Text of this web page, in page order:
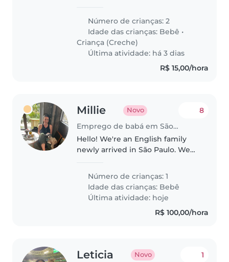
cuidar dos afazeres das crianças.
E se conseguir e gostar de
fazeres de casa melhor ainda.
Número de crianças: 2
Idade das crianças: Bebê •
Criança (Creche)
Última atividade: há 3 dias
R$ 15,00/hora
Millie Novo
Emprego de babá em São Paulo (São Paulo)
8
Hello! We're an English family
newly arrived in São Paulo. We
boy who loves to be cuddled.
We're looking for someone with
a lot of experience with babies..
Número de crianças: 1
Idade das crianças: Bebê
Última atividade: hoje
R$ 100,00/hora
Leticia Novo 1